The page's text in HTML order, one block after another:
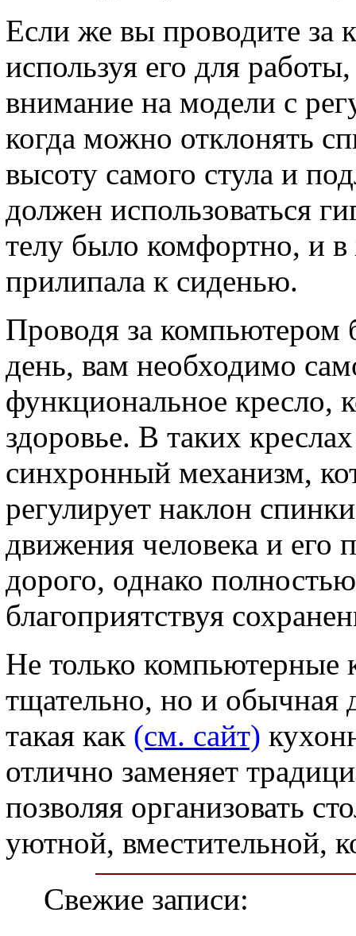
Если же вы проводите за
используя его для
внимание на модели с
когда можно отклонять
высоту самого стула и
должен использоваться
телу было комфортно, и
прилипала к сиденью.
Проводя за компьютером
день, вам необходимо
функциональное кресло,
здоровье. В таких
синхронный механизм,
регулирует наклон
движения человека и его
дорого, однако
благоприятствуя
Не только компьютерные
тщательно, но и обычная
такая как (см. сайт)
отлично заменяет
позволяя организовать
уютной, вместительной,
Свежие записи: